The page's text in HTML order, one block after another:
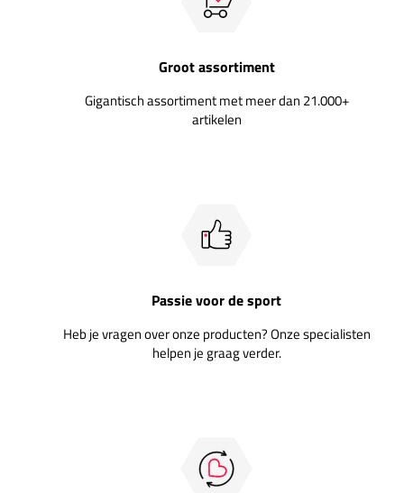
Groot assortiment
Gigantisch assortiment met meer dan 21.000+
artikelen
Passie voor de sport
Heb je vragen over onze producten? Onze specialisten
helpen je graag verder.